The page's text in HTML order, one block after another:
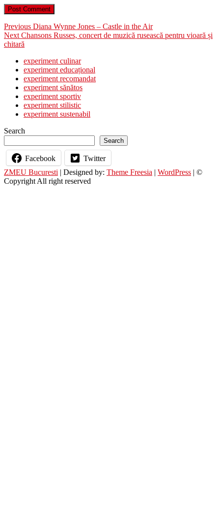
Post
navigation
Previous Previous
post:
Diana Wynne Jones – Castle in the Air
Next Next
post:
Chansons Russes, concert de muzică rusească pentru vioară și
chitară
experiment culinar
experiment educațional
experiment recomandat
experiment sănătos
experiment sportiv
experiment stilistic
experiment sustenabil
Search
Search
Facebook
Twitter
ZMEU Bucuresti | Designed by: Theme Freesia | WordPress | ©
Copyright All right reserved